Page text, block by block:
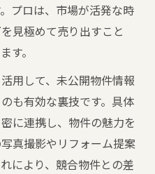
プロは、市場が活発な時
見極めて売り出すこと
す。
用して、未公開物件情報
も有効な裏技です。具体
に連携し、物件の魅力を
真撮影やリフォーム提案
により、競合物件との差